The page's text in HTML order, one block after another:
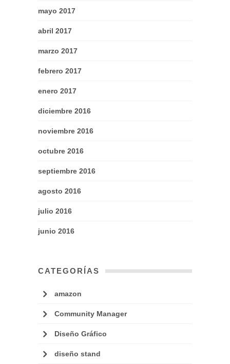
mayo 2017
abril 2017
marzo 2017
febrero 2017
enero 2017
diciembre 2016
noviembre 2016
octubre 2016
septiembre 2016
agosto 2016
julio 2016
junio 2016
CATEGORÍAS
amazon
Community Manager
Diseño Gráfico
diseño stand